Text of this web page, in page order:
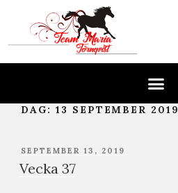
DAG: 13 SEPTEMBER 2019
SEPTEMBER 13, 2019
Vecka 37